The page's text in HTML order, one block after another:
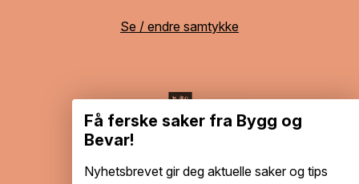
Se / endre samtykke
Få ferske saker fra Bygg og
Bevar!
Nyhetsbrevet gir deg aktuelle saker og tips